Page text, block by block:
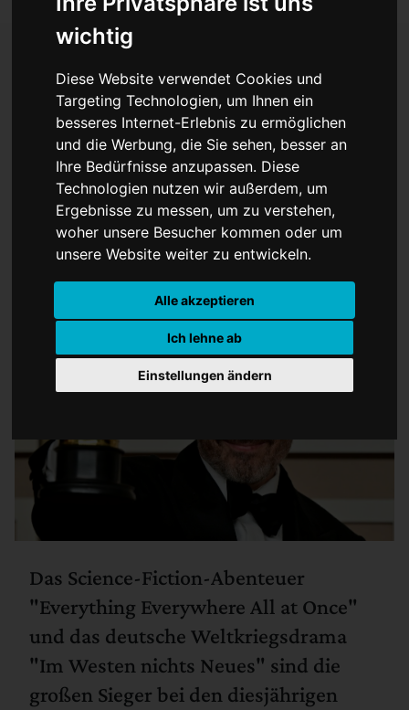
wichtig
Diese Website verwendet Cookies und
Targeting Technologien, um Ihnen ein
besseres Internet-Erlebnis zu ermöglichen
und die Werbung, die Sie sehen, besser an
Ihre Bedürfnisse anzupassen. Diese
Technologien nutzen wir außerdem, um
Ergebnisse zu messen, um zu verstehen,
woher unsere Besucher kommen oder um
unsere Website weiter zu entwickeln.
Alle akzeptieren
Ich lehne ab
Einstellungen ändern
"Everything Everywhere"
und "Im Westen nichts
Neues" triumphieren bei
Oscars
Das Science-Fiction-Abenteuer
"Everything Everywhere All at Once"
und das deutsche Weltkriegsdrama
"Im Westen nichts Neues" sind die
großen Sieger bei den diesjährigen